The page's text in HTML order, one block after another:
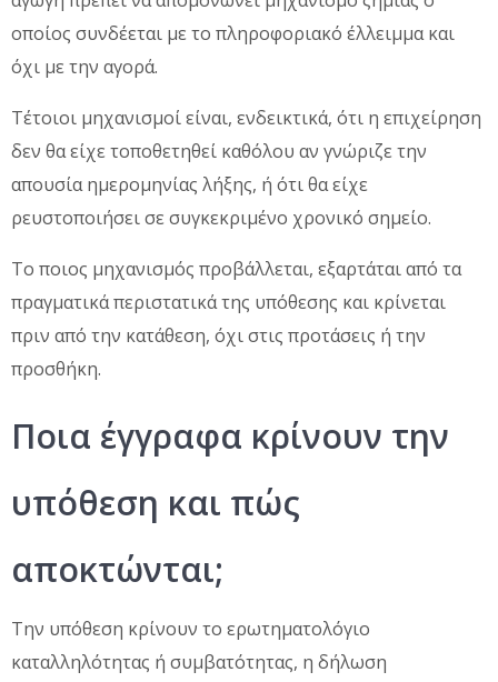
οποίος συνδέεται με το πληροφοριακό έλλειμμα και
όχι με την αγορά.
Τέτοιοι μηχανισμοί είναι, ενδεικτικά, ότι η επιχείρηση
δεν θα είχε τοποθετηθεί καθόλου αν γνώριζε την
απουσία ημερομηνίας λήξης, ή ότι θα είχε
ρευστοποιήσει σε συγκεκριμένο χρονικό σημείο.
Το ποιος μηχανισμός προβάλλεται, εξαρτάται από τα
πραγματικά περιστατικά της υπόθεσης και κρίνεται
πριν από την κατάθεση, όχι στις προτάσεις ή την
προσθήκη.
Ποια έγγραφα κρίνουν την
υπόθεση και πώς
αποκτώνται;
Την υπόθεση κρίνουν το ερωτηματολόγιο
καταλληλότητας ή συμβατότητας, η δήλωση